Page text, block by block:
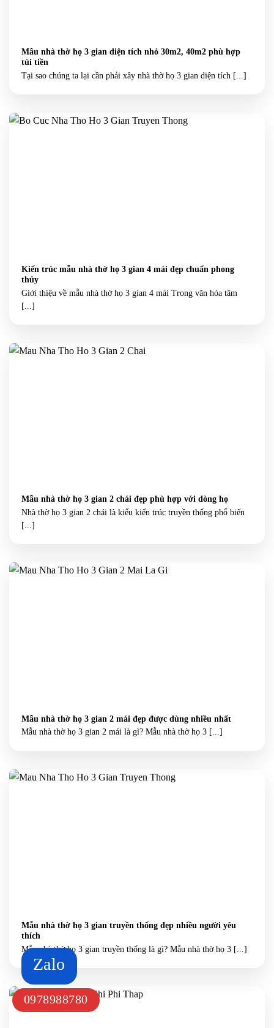
Mẫu nhà thờ họ 3 gian diện tích nhỏ 30m2, 40m2 phù hợp
túi tiền
Tại sao chúng ta lại cần phải xây nhà thờ họ 3 gian diện tích [...]
Kiến trúc mẫu nhà thờ họ 3 gian 4 mái đẹp chuẩn phong
thủy
Giới thiệu về mẫu nhà thờ họ 3 gian 4 mái Trong văn hóa tâm
[...]
Mẫu nhà thờ họ 3 gian 2 chái đẹp phù hợp với dòng họ
Nhà thờ họ 3 gian 2 chái là kiểu kiến trúc truyền thống phổ biến
[...]
Mẫu nhà thờ họ 3 gian 2 mái đẹp được dùng nhiều nhất
Mẫu nhà thờ họ 3 gian 2 mái là gì? Mẫu nhà thờ họ 3 [...]
Mẫu nhà thờ họ 3 gian truyền thống đẹp nhiều người yêu
thích
Mẫu nhà thờ họ 3 gian truyền thống là gì? Mẫu nhà thờ họ 3 [...]
Zalo
0978988780